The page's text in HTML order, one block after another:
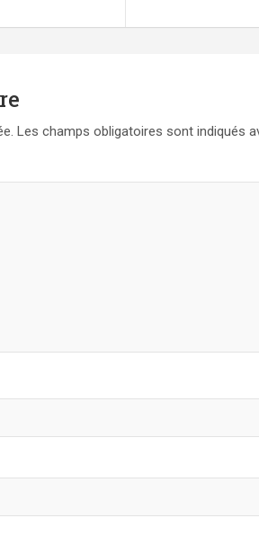
Les champs obligatoires sont indiqués